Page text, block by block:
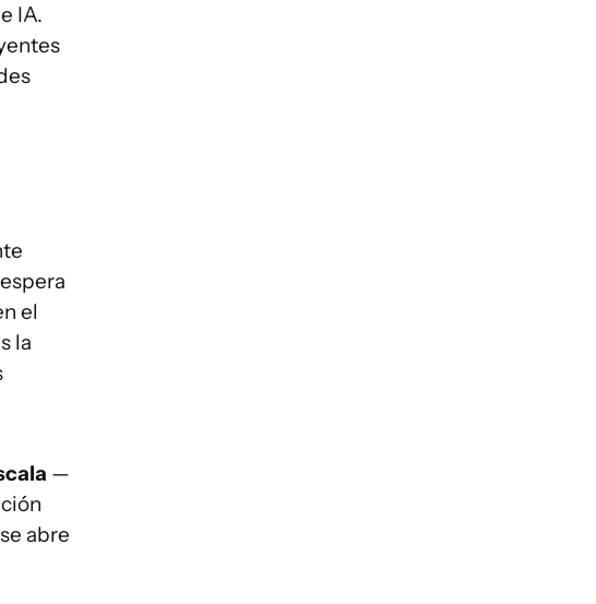
IA.
el
la
—
abre